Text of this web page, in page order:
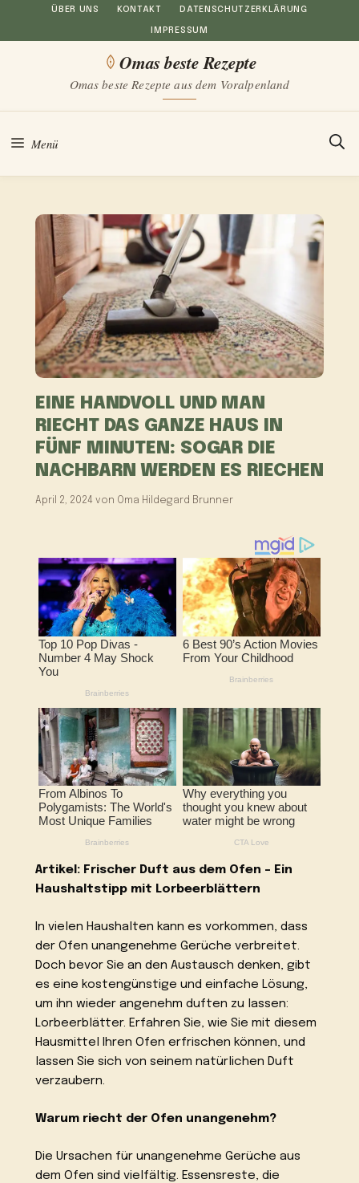
Inhalt
ÜBER UNS KONTAKT DATENSCHUTZERKLÄRUNG
IMPRESSUM
Omas beste Rezepte
Omas beste Rezepte aus dem Voralpenland
Menü
EINE HANDVOLL UND MAN
RIECHT DAS GANZE HAUS IN
FÜNF MINUTEN: SOGAR DIE
NACHBARN WERDEN ES RIECHEN
April 2, 2024 von Oma Hildegard Brunner
Artikel: Frischer Duft aus dem Ofen – Ein
Haushaltstipp mit Lorbeerblättern
In vielen Haushalten kann es vorkommen, dass
der Ofen unangenehme Gerüche verbreitet.
Doch bevor Sie an den Austausch denken, gibt
es eine kostengünstige und einfache Lösung,
um ihn wieder angenehm duften zu lassen:
Lorbeerblätter. Erfahren Sie, wie Sie mit diesem
Hausmittel Ihren Ofen erfrischen können, und
lassen Sie sich von seinem natürlichen Duft
verzaubern.
Warum riecht der Ofen unangenehm?
Die Ursachen für unangenehme Gerüche aus
dem Ofen sind vielfältig. Essensreste, die